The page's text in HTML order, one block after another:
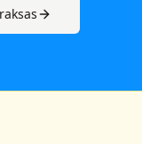
s